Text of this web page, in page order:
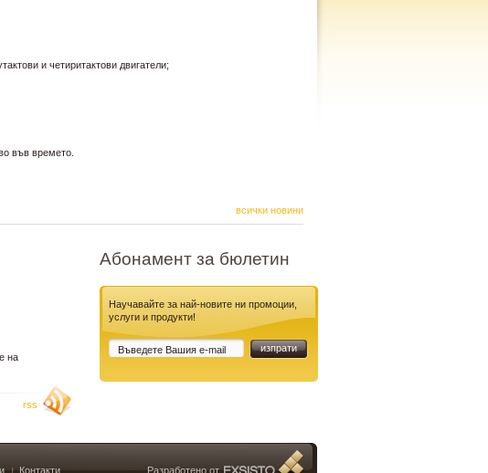
и четиритактови двигатели;
във времето.
всички новини
на
rss
Абонамент за бюлетин
Научавайте за най-новите ни промоции,
услуги и продукти!
Контакти Разработено от